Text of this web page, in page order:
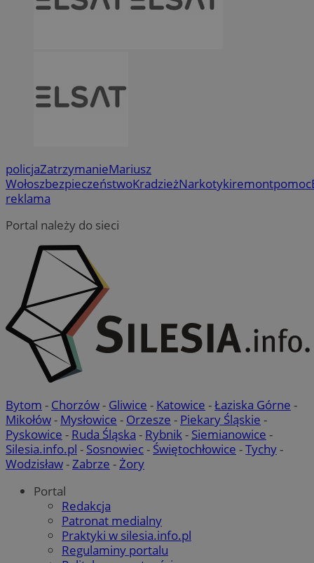
policjaZatrzymanieMariusz
WołoszbezpieczeństwoKradzieżNarkotykiremontpomoc
reklama
Portal należy do sieci
Bytom - Chorzów- Gliwice - Katowice -Łaziska Górne -
Mikołów- Mysłowice - Orzesze - Piekary Śląskie -
Pyskowice - Ruda Śląska - Rybnik- Siemianowice -
Silesia.info.pl - Sosnowiec- Świętochłowice -Tychy-
Wodzisław-Zabrze -Żory
Portal
Redakcja
Patronat medialny
Praktyki w silesia.info.pl
Regulaminy portalu